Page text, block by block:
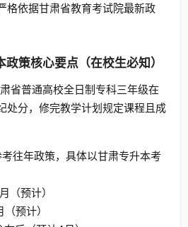
格依据甘肃省教育考试院最新政
策核心要点（在校生必知）
省普通高校全日制专科三年级在
处分，修完教学计划规定课程且成
往年政策，具体以甘肃专升本考
（预计）
预计）